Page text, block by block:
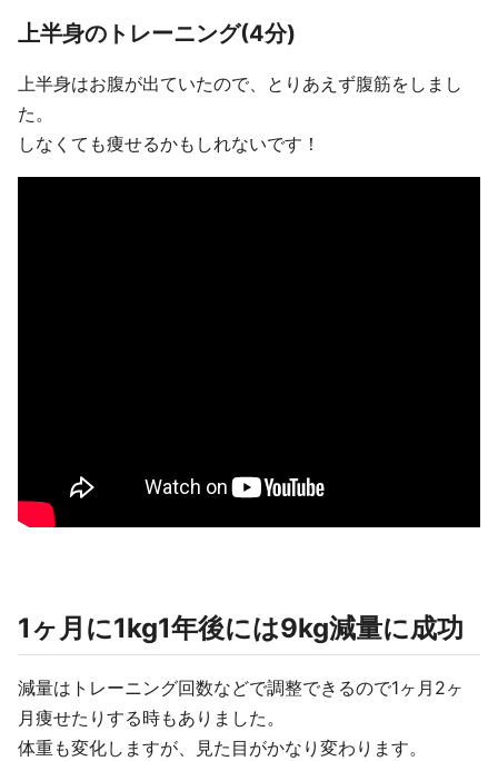
上半身のトレーニング(4分)
上半身はお腹が出ていたので、とりあえず腹筋をしまし
た。
しなくても痩せるかもしれないです！
1ヶ月に1kg1年後には9kg減量に成功
減量はトレーニング回数などで調整できるので1ヶ月2ヶ
月痩せたりする時もありました。
体重も変化しますが、見た目がかなり変わります。